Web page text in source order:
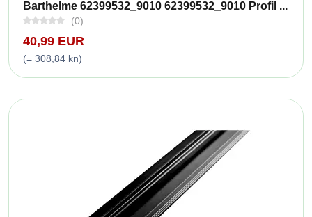
Barthelme 62399532_9010 62399532_9010 Profil ...
(0)
40,99 EUR
(= 308,84 kn)